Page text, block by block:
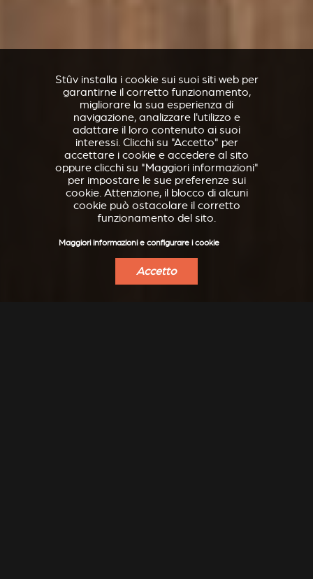
Stûv installa i cookie sui suoi siti web per
garantirne il corretto funzionamento,
migliorare la sua esperienza di
navigazione, analizzare l'utilizzo e
adattare il loro contenuto ai suoi
interessi. Clicchi su "Accetto" per
accettare i cookie e accedere al sito
oppure clicchi su "Maggiori informazioni"
per impostare le sue preferenze sui
cookie. Attenzione, il blocco di alcuni
cookie può ostacolare il corretto
funzionamento del sito.
Maggiori informazioni e configurare i cookie
Accetto